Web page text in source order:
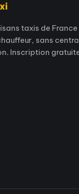
taxis de France
sans
Inscription